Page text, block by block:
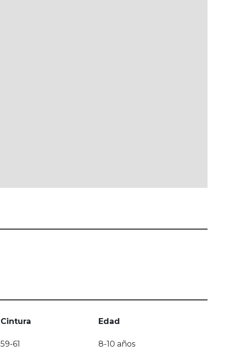
Cintura Edad
59-61 8-10 años